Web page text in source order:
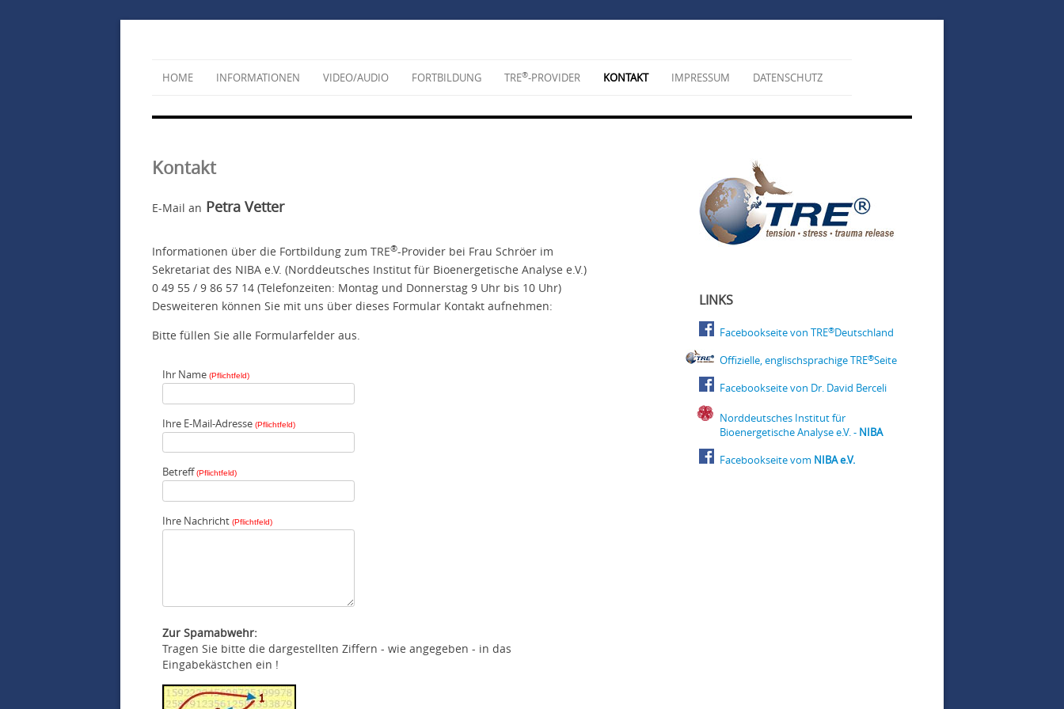
HOME INFORMATIONEN VIDEO/AUDIO FORTBILDUNG TRE®-PROVIDER KONTAKT IMPRESSUM DATENSCHUTZ
Kontakt
E-Mail an Petra Vetter
Informationen über die Fortbildung zum TRE®-Provider bei Frau Schröer im
Sekretariat des NIBA e.V. (Norddeutsches Institut für Bioenergetische Analyse e.V.)
0 49 55 / 9 86 57 14 (Telefonzeiten: Montag und Donnerstag 9 Uhr bis 10 Uhr)
Desweiteren können Sie mit uns über dieses Formular Kontakt aufnehmen:
Bitte füllen Sie alle Formularfelder aus.
Ihr Name (Pflichtfeld)
Ihre E-Mail-Adresse (Pflichtfeld)
Betreff(Pflichtfeld)
Ihre Nachricht (Pflichtfeld)
Zur Spamabwehr:
Tragen Sie bitte die dargestellten Ziffern - wie angegeben - in das
Eingabekästchen ein !
LINKS
Facebookseite von TRE®Deutschland
Offizielle, englischsprachige TRE®Seite
Facebookseite von Dr. David Berceli
Norddeutsches Institut für
Bioenergetische Analyse e.V. - NIBA
Facebookseite vom NIBA e.V.